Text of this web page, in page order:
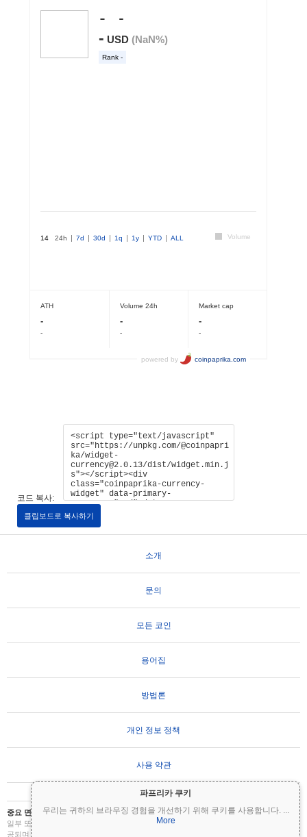
파프리카 쿠키
우리는 귀하의 브라우징 경험을 개선하기 위해 쿠키를 사용합니다. ...
More
코드 복사:
클립보드로 복사하기
소개
문의
모든 코인
용어집
방법론
개인 정보 정책
사용 약관
중요 면책 조항: 암호화폐는 변동성이 매우 높으며 상당한 위험을 수반합니다. 투자금의
일부 또는 전부를 잃을 수 있습니다. Coinpaprika의 모든 정보는 정보 제공 목적으로만 제
공되며 재무 또는 투자 조언을 구성하지 않습니다. 투자 결정을 내리기 전에 항상 직접 조